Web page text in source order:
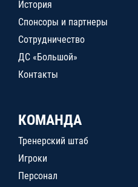
История
Спонсоры и партнеры
Сотрудничество
ДС «Большой»
Контакты
КОМАНДА
Тренерский штаб
Игроки
Персонал